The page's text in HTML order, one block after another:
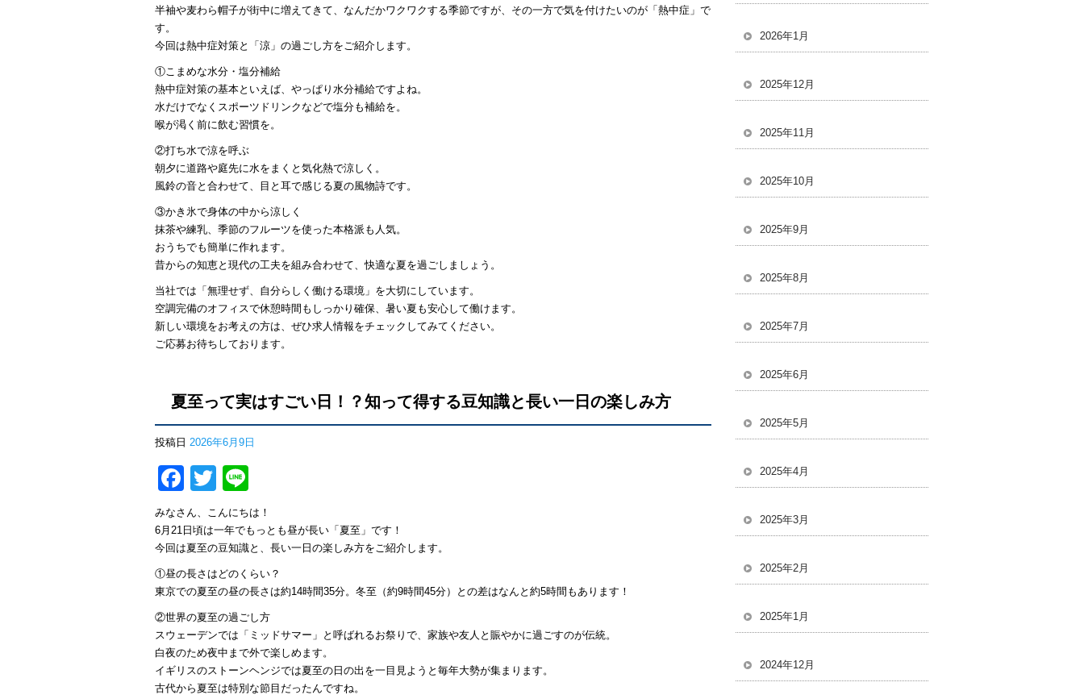
半袖や麦わら帽子が街中に増えてきて、なんだかワクワクする季節ですが、その一方で気を付けたいのが「熱中症」で
す。
今回は熱中症対策と「涼」の過ごし方をご紹介します。
①こまめな水分・塩分補給
熱中症対策の基本といえば、やっぱり水分補給ですよね。
水だけでなくスポーツドリンクなどで塩分も補給を。
喉が渇く前に飲む習慣を。
②打ち水で涼を呼ぶ
朝夕に道路や庭先に水をまくと気化熱で涼しく。
風鈴の音と合わせて、目と耳で感じる夏の風物詩です。
③かき氷で身体の中から涼しく
抹茶や練乳、季節のフルーツを使った本格派も人気。
おうちでも簡単に作れます。
昔からの知恵と現代の工夫を組み合わせて、快適な夏を過ごしましょう。
当社では「無理せず、自分らしく働ける環境」を大切にしています。
空調完備のオフィスで休憩時間もしっかり確保、暑い夏も安心して働けます。
新しい環境をお考えの方は、ぜひ求人情報をチェックしてみてください。
ご応募お待ちしております。
夏至って実はすごい日！？知って得する豆知識と長い一日の楽しみ方
投稿日 2026年6月9日
Facebook
Twitter
みなさん、こんにちは！
6月21日頃は一年でもっとも昼が長い「夏至」です！
今回は夏至の豆知識と、長い一日の楽しみ方をご紹介します。
①昼の長さはどのくらい？
東京での夏至の昼の長さは約14時間35分。冬至（約9時間45分）との差はなんと約5時間もあります！
②世界の夏至の過ごし方
スウェーデンでは「ミッドサマー」と呼ばれるお祭りで、家族や友人と賑やかに過ごすのが伝統。
白夜のため夜中まで外で楽しめます。
イギリスのストーンヘンジでは夏至の日の出を一目見ようと毎年大勢が集まります。
古代から夏至は特別な節目だったんですね。
2026年1月
2025年12月
2025年11月
2025年10月
2025年9月
2025年8月
2025年7月
2025年6月
2025年5月
2025年4月
2025年3月
2025年2月
2025年1月
2024年12月